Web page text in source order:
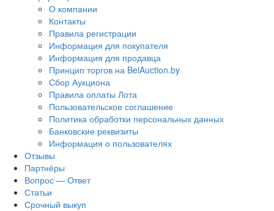
О компании
Контакты
Правила регистрации
Информация для покупателя
Информация для продавца
Принцип торгов на BelAuction.by
Сбор Аукциона
Правила оплаты Лота
Пользовательское соглашение
Политика обработки персональных данных
Банковские реквизиты
Информация о пользователях
Отзывы
Партнёры
Вопрос — Ответ
Статьи
Срочный выкуп